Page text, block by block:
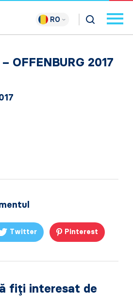
RO
OFFENBURG 2017
Twitter Pinterest
fiți interesat de